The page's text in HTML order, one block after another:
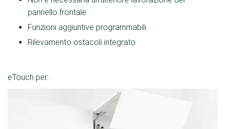
pannello frontale
Funzioni aggiuntive programmabili
Rilevamento ostacoli integrato
eTouch per...